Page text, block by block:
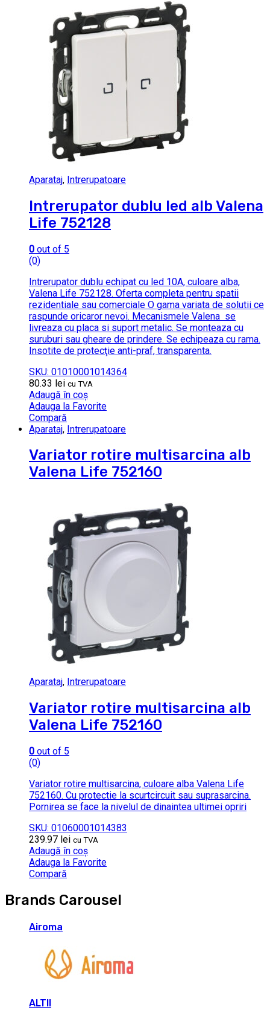
Aparataj, Intrerupatoare
Intrerupator dublu led alb Valena
Life 752128
0 out of 5
(0)
Intrerupator dublu echipat cu led 10A, culoare alba,
Valena Life 752128. Oferta completa pentru spatii
rezidentiale sau comerciale O gama variata de solutii ce
raspunde oricaror nevoi. Mecanismele Valena se
livreaza cu placa si suport metalic. Se monteaza cu
suruburi sau gheare de prindere. Se echipeaza cu rama.
Insotite de protecţie anti-praf, transparenta.
SKU: 01010001014364
80.33 lei cu TVA
Adaugă în coș
Adauga la Favorite
Compară
Aparataj, Intrerupatoare
Variator rotire multisarcina alb
Valena Life 752160
Aparataj, Intrerupatoare
Variator rotire multisarcina alb
Valena Life 752160
0 out of 5
(0)
Variator rotire multisarcina, culoare alba Valena Life
752160. Cu protectie la scurtcircuit sau suprasarcina.
Pornirea se face la nivelul de dinaintea ultimei opriri
SKU: 01060001014383
239.97 lei cu TVA
Adaugă în coș
Adauga la Favorite
Compară
Brands Carousel
Airoma
ALTII